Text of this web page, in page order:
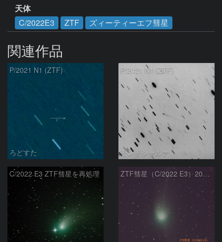
天体
C/2022E3
ZTF ズィーティーエフ彗星
関連作品
P/2021 N1 (ZTF)
ろどすた
P/2021 N1 (ZTF)
モンドシャルナ
C/2022 E3 ZTF彗星を再処理 ZTF彗星（C/2022 E3）2023/01/26